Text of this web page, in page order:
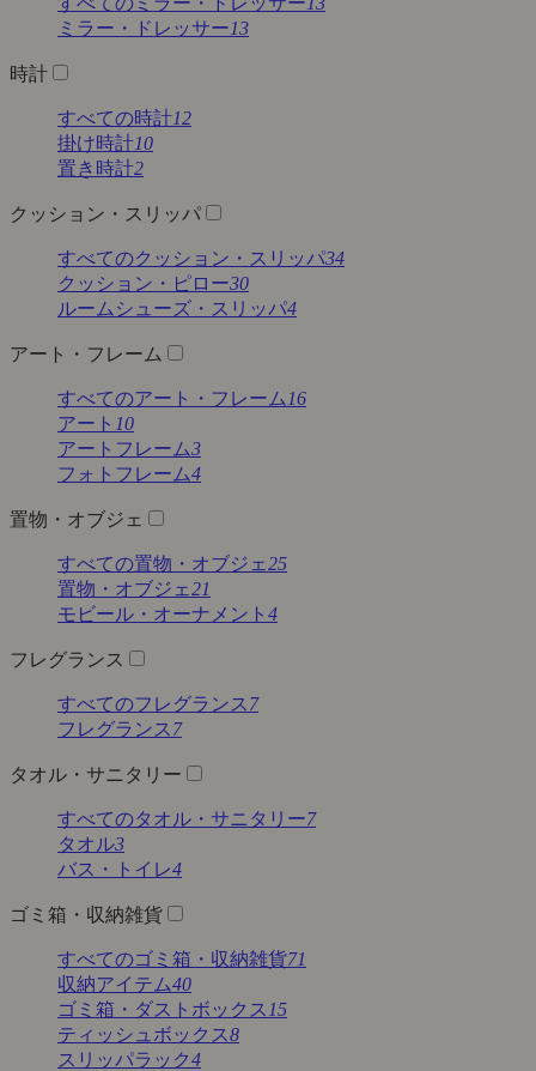
ミラー・ドレッサー13
時計
すべての時計12
掛け時計10
置き時計2
クッション・スリッパ
すべてのクッション・スリッパ34
クッション・ピロー30
ルームシューズ・スリッパ4
アート・フレーム
すべてのアート・フレーム 16
アート 10
アートフレーム3
フォトフレーム4
置物・オブジェ
すべての置物・オブジェ25
置物・オブジェ21
モビール・オーナメント 4
フレグランス
すべてのフレグランス 7
フレグランス 7
タオル・サニタリー
すべてのタオル・サニタリー7
タオル3
バス・トイレ4
ゴミ箱・収納雑貨
すべてのゴミ箱・収納雑貨71
収納アイテム40
ゴミ箱・ダストボックス 15
ティッシュボックス8
スリッパラック4